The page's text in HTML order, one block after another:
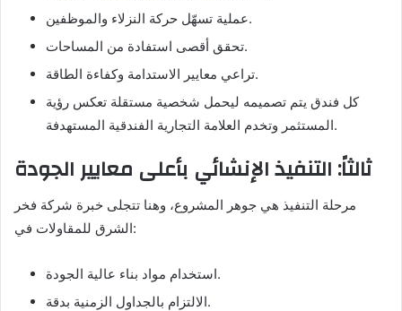
عملية تسهّل حركة النزلاء والموظفين.
تحقق أقصى استفادة من المساحات.
تراعي معايير الاستدامة وكفاءة الطاقة.
كل فندق يتم تصميمه ليحمل شخصية مستقلة تعكس رؤية
المستثمر وتخدم العلامة التجارية الفندقية المستهدفة.
ثالثاً: التنفيذ الإنشائي بأعلى معايير الجودة
مرحلة التنفيذ هي جوهر المشروع، وهنا تتجلى خبرة شركة فخر
الشرق للمقاولات في:
استخدام مواد بناء عالية الجودة.
الالتزام بالجداول الزمنية بدقة.